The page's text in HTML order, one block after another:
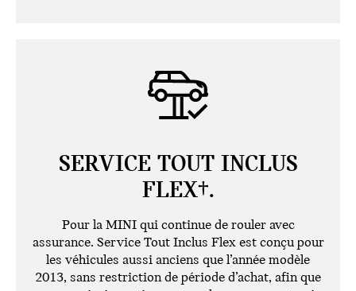
SERVICE TOUT INCLUS
FLEX†.
Pour la MINI qui continue de rouler avec
assurance. Service Tout Inclus Flex est conçu pour
les véhicules aussi anciens que l’année modèle
2013, sans restriction de période d’achat, afin que